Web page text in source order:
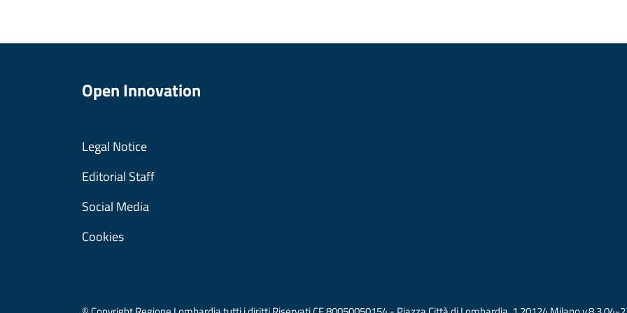
Open Innovation
Legal Notice
Editorial Staff
Social Media
Cookies